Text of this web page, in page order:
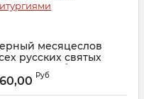
месяцеслов
русских святых
молебнами и
Руб